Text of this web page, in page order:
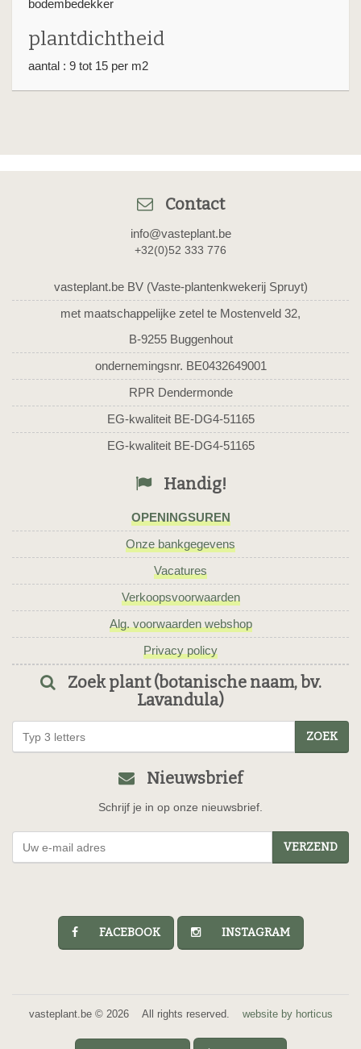
bodembedekker
plantdichtheid
aantal : 9 tot 15 per m2
Contact
info@vasteplant.be
+32(0)52 333 776
vasteplant.be BV (Vaste-plantenkwekerij Spruyt)
met maatschappelijke zetel te Mostenveld 32,
B-9255 Buggenhout
ondernemingsnr. BE0432649001
RPR Dendermonde
EG-kwaliteit BE-DG4-51165
EG-kwaliteit BE-DG4-51165
Handig!
OPENINGSUREN
Onze bankgegevens
Vacatures
Verkoopsvoorwaarden
Alg. voorwaarden webshop
Privacy policy
Zoek plant (botanische naam, bv.
Lavandula)
ZOEK
Nieuwsbrief
Schrijf je in op onze nieuwsbrief.
VERZEND
FACEBOOK INSTAGRAM
vasteplant.be © 2026 All rights reserved. website by horticus